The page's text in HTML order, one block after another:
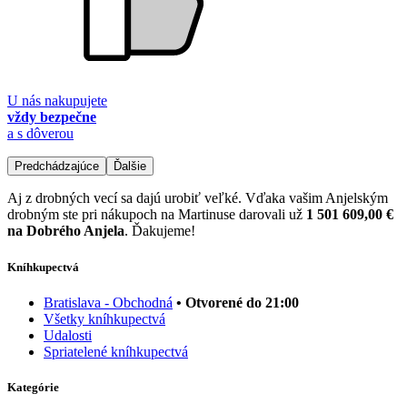
U nás nakupujete
vždy bezpečne
a s dôverou
Predchádzajúce Ďalšie
Aj z drobných vecí sa dajú urobiť veľké. Vďaka vašim Anjelským
drobným ste pri nákupoch na Martinuse darovali už 1 501 609,00 €
na Dobrého Anjela. Ďakujeme!
Kníhkupectvá
Bratislava - Obchodná • Otvorené do 21:00
Všetky kníhkupectvá
Udalosti
Spriatelené kníhkupectvá
Kategórie